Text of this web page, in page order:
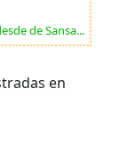
de Sansa...
en